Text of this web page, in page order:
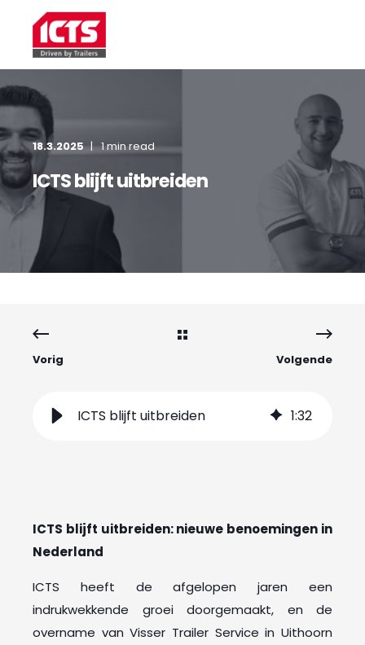
18.3.2025 1 min read
ICTS blijft uitbreiden
Vorig Volgende
ICTS blijft uitbreiden 1:32
ICTS blijft uitbreiden: nieuwe benoemingen in
Nederland
ICTS heeft de afgelopen jaren een
indrukwekkende groei doorgemaakt, en de
overname van Visser Trailer Service in Uithoorn